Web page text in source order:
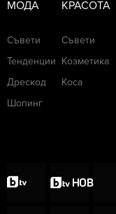
МОДА
Съвети
Тенденции
Дрескод
Шопинг
КРАСОТА
Съвети
Козметика
Коса